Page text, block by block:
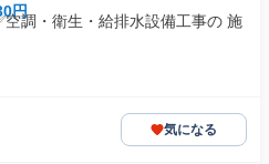
円
調・衛生・給排水設備工事の 施
気になる